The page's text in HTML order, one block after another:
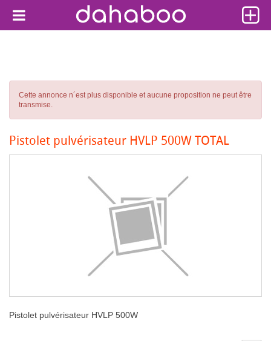
Cette annonce n´est plus disponible et aucune proposition ne peut être
transmise.
Pistolet pulvérisateur HVLP 500W TOTAL
Pistolet pulvérisateur HVLP 500W